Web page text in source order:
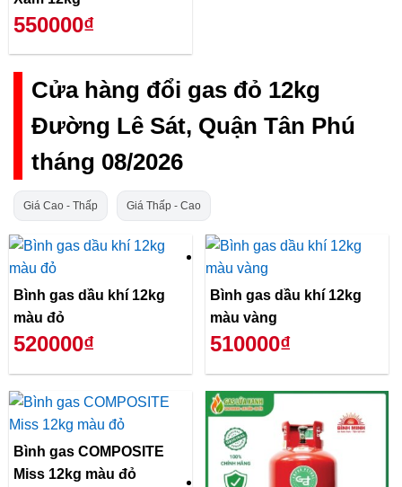
550000₫
Cửa hàng đổi gas đỏ 12kg
Đường Lê Sát, Quận Tân Phú
tháng 08/2026
Giá Cao - Thấp Giá Thấp - Cao
Bình gas dầu khí 12kg
màu đỏ
520000₫
Bình gas dầu khí 12kg
màu vàng
510000₫
Bình gas COMPOSITE
Miss 12kg màu đỏ